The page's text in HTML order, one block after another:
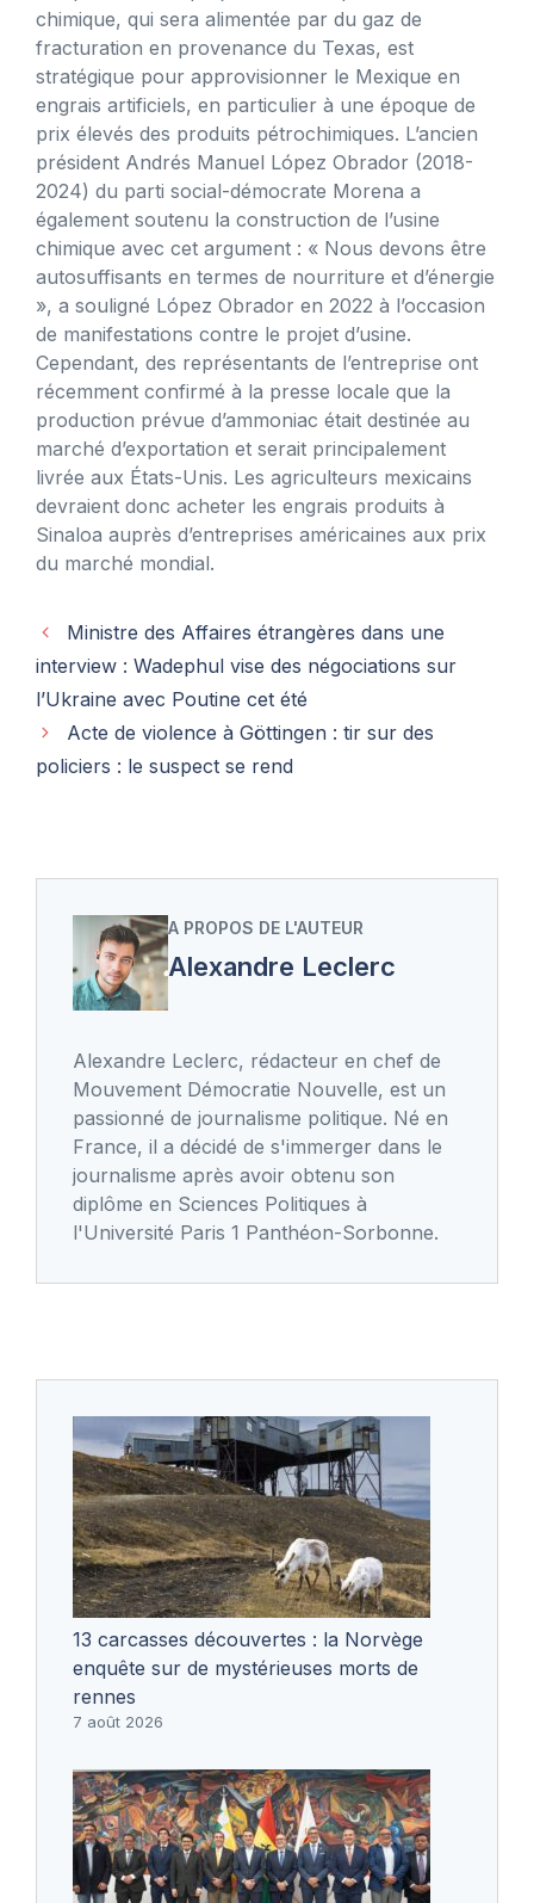
chimique, qui sera alimentée par du gaz de
fracturation en provenance du Texas, est
stratégique pour approvisionner le Mexique en
engrais artificiels, en particulier à une époque de
prix élevés des produits pétrochimiques. L’ancien
président Andrés Manuel López Obrador (2018-
2024) du parti social-démocrate Morena a
également soutenu la construction de l’usine
chimique avec cet argument : « Nous devons être
autosuffisants en termes de nourriture et d’énergie
», a souligné López Obrador en 2022 à l’occasion
de manifestations contre le projet d’usine.
Cependant, des représentants de l’entreprise ont
récemment confirmé à la presse locale que la
production prévue d’ammoniac était destinée au
marché d’exportation et serait principalement
livrée aux États-Unis. Les agriculteurs mexicains
devraient donc acheter les engrais produits à
Sinaloa auprès d’entreprises américaines aux prix
du marché mondial.
Ministre des Affaires étrangères dans une
interview : Wadephul vise des négociations sur
l’Ukraine avec Poutine cet été
Acte de violence à Göttingen : tir sur des
policiers : le suspect se rend
A PROPOS DE L'AUTEUR
Alexandre Leclerc
Alexandre Leclerc, rédacteur en chef de
Mouvement Démocratie Nouvelle, est un
passionné de journalisme politique. Né en
France, il a décidé de s'immerger dans le
journalisme après avoir obtenu son
diplôme en Sciences Politiques à
l'Université Paris 1 Panthéon-Sorbonne.
13 carcasses découvertes : la Norvège
enquête sur de mystérieuses morts de
rennes
7 août 2026